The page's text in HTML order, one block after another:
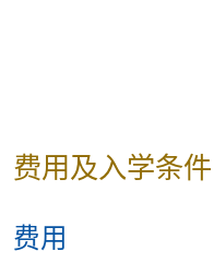
费用及入学条件
费用